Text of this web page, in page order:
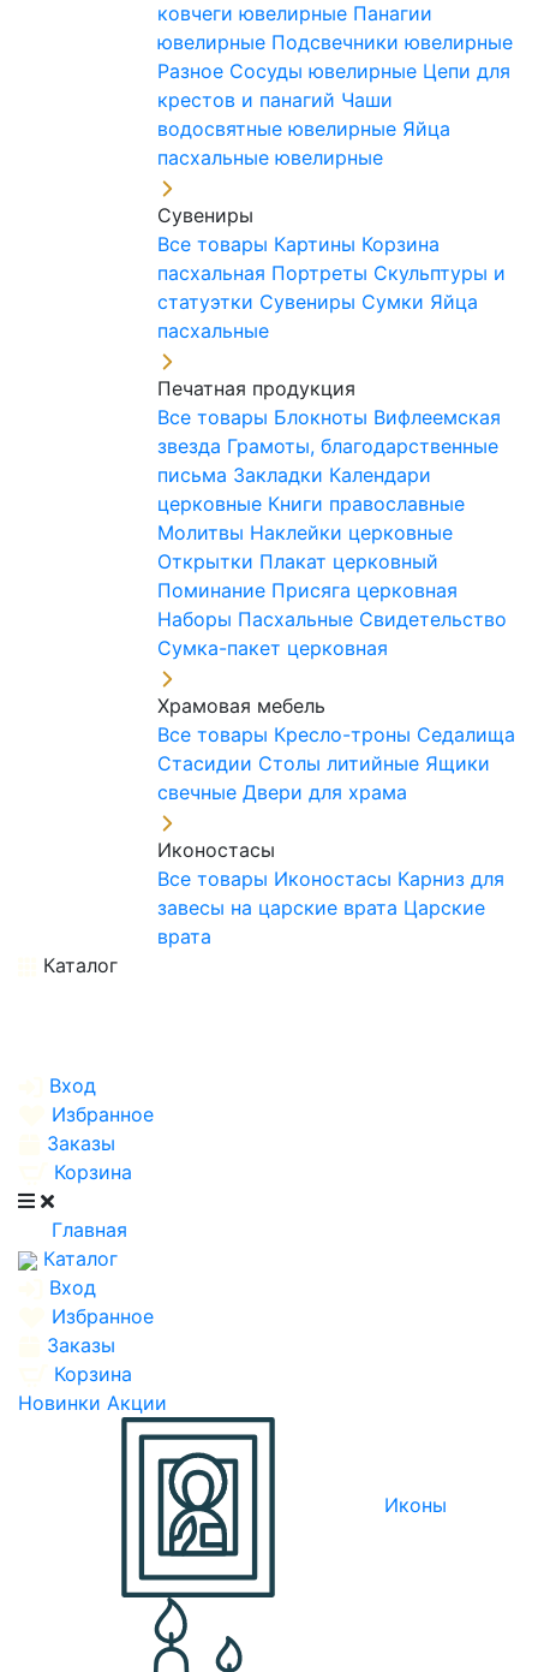
ковчеги ювелирные Панагии
ювелирные Подсвечники ювелирные
Разное Сосуды ювелирные Цепи для
крестов и панагий Чаши
водосвятные ювелирные Яйца
пасхальные ювелирные
Сувениры
Все товары Картины Корзина
пасхальная Портреты Скульптуры и
статуэтки Сувениры Сумки Яйца
пасхальные
Печатная продукция
Все товары Блокноты Вифлеемская
звезда Грамоты, благодарственные
письма Закладки Календари
церковные Книги православные
Молитвы Наклейки церковные
Открытки Плакат церковный
Поминание Присяга церковная
Наборы Пасхальные Свидетельство
Сумка-пакет церковная
Храмовая мебель
Все товары Кресло-троны Седалища
Стасидии Столы литийные Ящики
свечные Двери для храма
Иконостасы
Все товары Иконостасы Карниз для
завесы на царские врата Царские
врата
Каталог
Вход
Избранное
Заказы
Корзина
Главная
Каталог
Вход
Избранное
Заказы
Корзина
Новинки Акции
Иконы